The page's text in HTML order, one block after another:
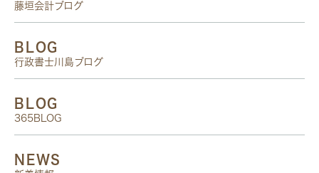
藤垣会計ブログ
BLOG
行政書士川島ブログ
BLOG
365BLOG
NEWS